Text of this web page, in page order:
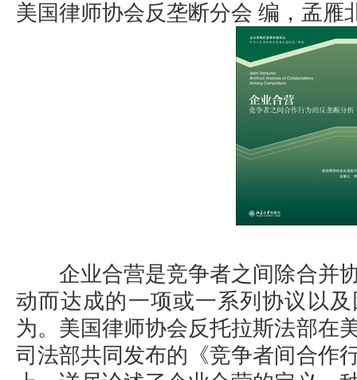
美国律师协会反垄断分会 编，孟雁
企业合营是竞争者之间除合并
动而达成的一项或一系列协议以
为。美国律师协会反托拉斯法部在
司法部共同发布的《竞争者间合作